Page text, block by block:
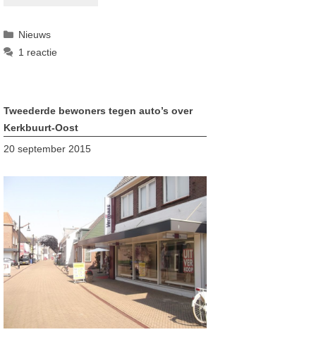
Categorieën
Nieuws
1 reactie
Tweederde bewoners tegen auto’s over
Kerkbuurt-Oost
20 september 2015